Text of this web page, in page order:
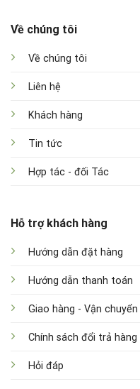
Về chúng tôi
Về chúng tôi
Liên hệ
Khách hàng
Tin tức
Hợp tác - đối Tác
Hỗ trợ khách hàng
Hướng dẫn đặt hàng
Hướng dẫn thanh toán
Giao hàng - Vận chuyển
Chính sách đổi trả hàng
Hỏi đáp